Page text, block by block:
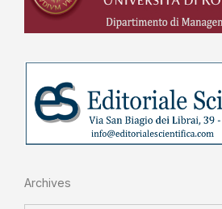
Archives